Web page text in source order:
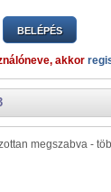
BELÉPÉS
akkor
megszabva -